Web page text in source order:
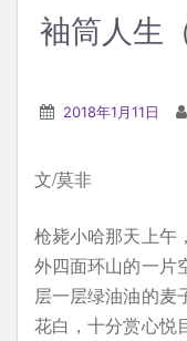
袖筒人生
2018年1月11日
文/莫非
枪毙小哈那天上午
外四面环山的一片
层一层绿油油的麦
花白，十分赏心悦